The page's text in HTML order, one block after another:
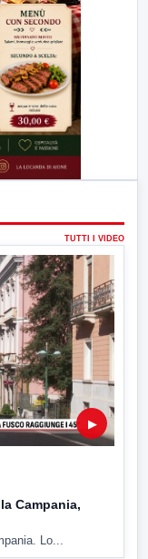
TUTTI I VIDEO
▶
Campania,
Lo...